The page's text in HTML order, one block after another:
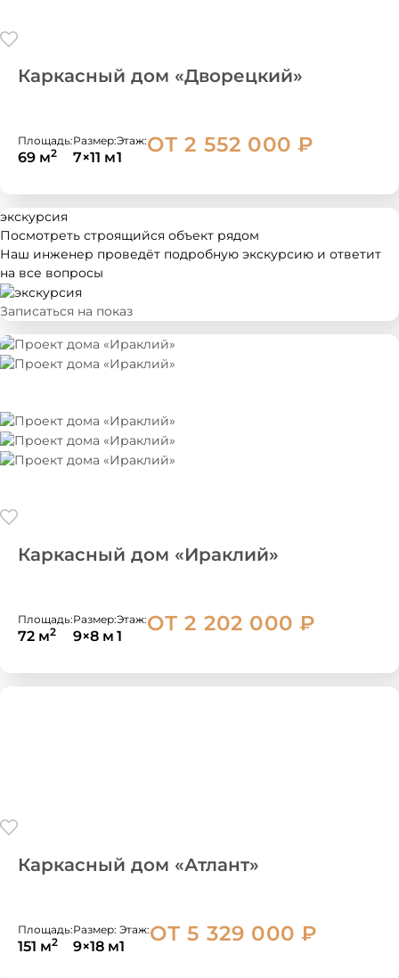
Каркасный дом «Дворецкий»
Площадь:
69 м2
Размер:
7×11 м
Этаж:
1
ОТ 2 552 000 ₽
экскурсия
Посмотреть строящийся объект рядом
Наш инженер проведёт подробную экскурсию и ответит
на все вопросы
Записаться на показ
Каркасный дом «Ираклий»
Площадь:
72 м2
Размер:
9×8 м
Этаж:
1
ОТ 2 202 000 ₽
Каркасный дом «Атлант»
Площадь:
151 м2
Размер:
9×18 м
Этаж:
1
ОТ 5 329 000 ₽